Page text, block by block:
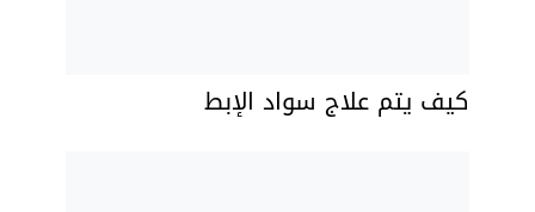
كيف يتم علاج سواد الإبط